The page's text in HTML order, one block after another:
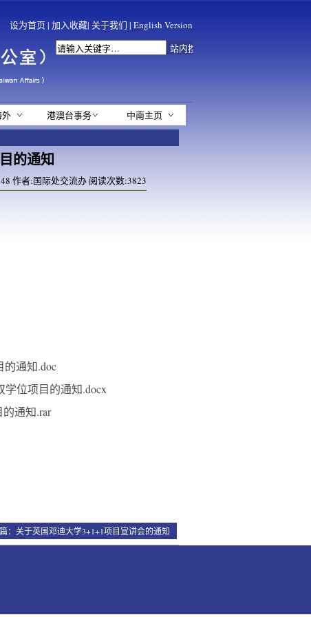
设为首页| 加入收藏| 关于我们 | English Version
外 港澳台事务
中南主页
的通知
作者:国际处交流办 阅读次数:3823
通知.doc
学位项目的通知.docx
通知.rar
： 关于英国邓迪大学3+1+1项目宣讲会的通知